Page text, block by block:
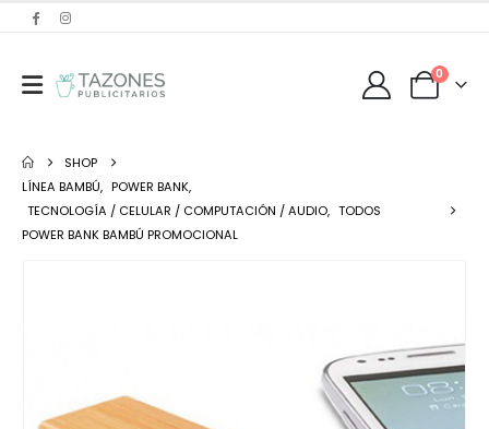
0
SHOP
LÍNEA BAMBÚ, POWER BANK,
TECNOLOGÍA / CELULAR / COMPUTACIÓN / AUDIO, TODOS
POWER BANK BAMBÚ PROMOCIONAL